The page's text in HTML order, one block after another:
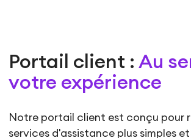
Portail client :Au
votre expérience
Notre portail client est conçu pour
services d'assistance plus simples